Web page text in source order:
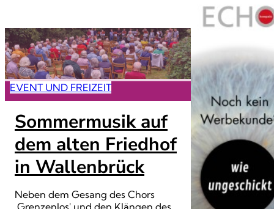
EVENT UND FREIZEIT
Sommermusik auf
dem alten Friedhof
in Wallenbrück
Neben dem Gesang des Chors